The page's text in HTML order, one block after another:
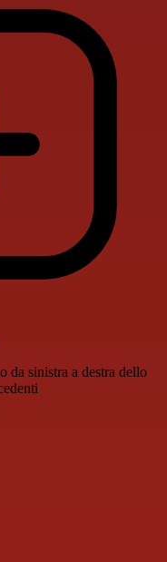
da sinistra a destra dello